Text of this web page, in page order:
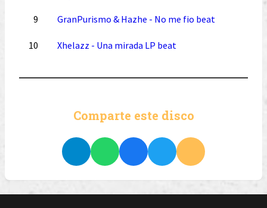
9 GranPurismo & Hazhe - No me fio beat
10 Xhelazz - Una mirada LP beat
Comparte este disco